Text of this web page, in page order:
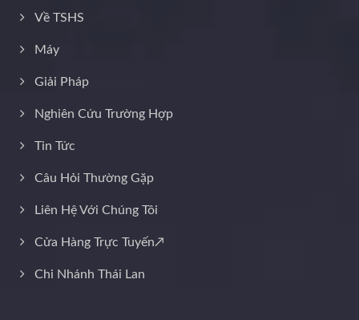
Về TSHS
Máy
Giải Pháp
Nghiên Cứu Trường Hợp
Tin Tức
Câu Hỏi Thường Gặp
Liên Hệ Với Chúng Tôi
Cửa Hàng Trực Tuyến↗
Chi Nhánh Thái Lan